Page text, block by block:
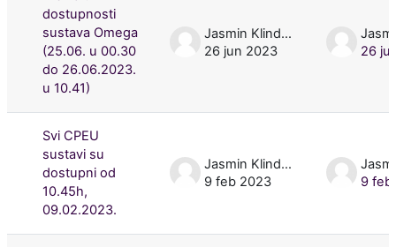
dostupnosti
sustava Omega
(25.06. u 00.30
do 26.06.2023.
u 10.41)
Jasmin Klindžić
26 jun 2023
26
Svi CPEU
sustavi su
dostupni od
10.45h,
09.02.2023.
Jasmin Klindžić
9 feb 2023
9 feb